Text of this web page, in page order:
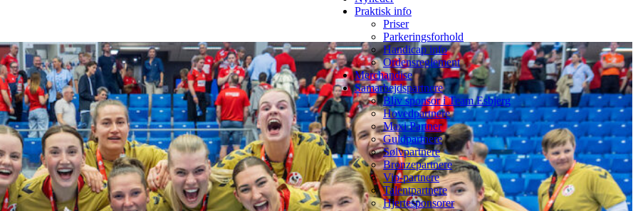
Praktisk info
Priser
Parkeringsforhold
Handicap info
Ordensreglement
Merchandise
Samarbejdspartnere
Bliv sponsor i Team Esbjerg
Hovedpartnere
Maxi Partner
Guldpartnere
Sølvpartnere
Bronzepartnere
Vip-partnere
Talentpartnere
Hjertesponsorer